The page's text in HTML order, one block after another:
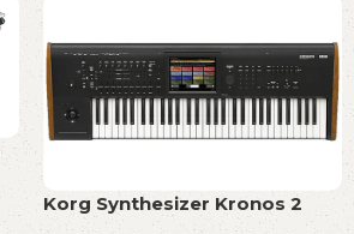
Korg Synthesizer Kronos 2